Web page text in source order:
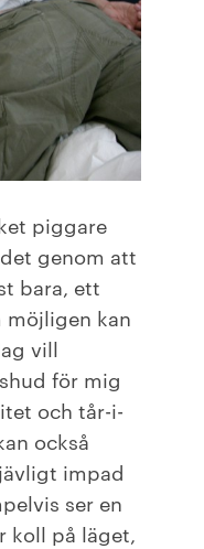
piggare
genom att
bara, ett
möjligen kan
vill
för mig
och tår-i-
också
impad
ser en
koll på läget,